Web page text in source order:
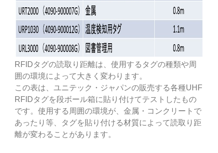
RFIDタグの読取り距離は、使用するタグの種類や周
囲の環境によって大きく変わります。
この表は、ユニテック・ジャパンの販売する各種UHF
RFIDタグを段ボール箱に貼り付けてテストしたもの
です。使用する周囲の環境が、金属・コンクリートで
あったり等、タグを貼り付ける材質によって読取り距
離が変わることがあります。